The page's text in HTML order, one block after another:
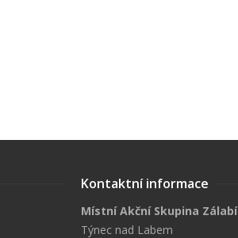
Kontaktní informace
Místní Akční Skupina Zálabí
Týnec nad Labem